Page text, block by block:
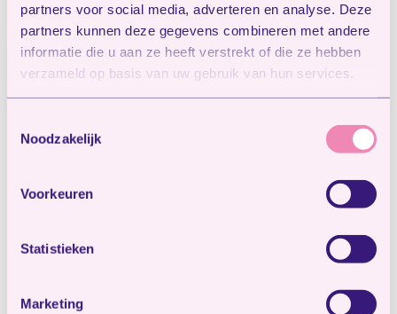
partners voor social media, adverteren en analyse. Deze
partners kunnen deze gegevens combineren met andere
informatie die u aan ze heeft verstrekt of die ze hebben
verzameld op basis van uw gebruik van hun services.
Noodzakelijk
Voorkeuren
Statistieken
Marketing
Bij peuteropvang Poppins’ zijn de schoentjes
gezet.
Wat zal erin zitten? Spannend!